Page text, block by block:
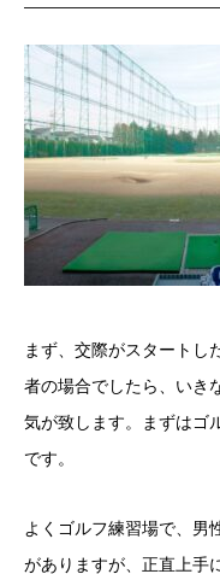
まず、 交際がスタートし
者の場合でしたら、 いき
気が致します。まずはゴ
です。
よくゴルフ練習場で、男
がありますが、正直上手